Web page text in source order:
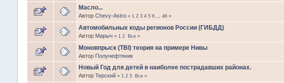
Масло...
Автор Chevy-Astro « 1 2 3 4 5 6 46»
Автомобильных коды регионов России (ГИБДД)
Автор Марыч « 1 2 Все»
Моновпрыск (TBI) теория на примере Нивы
Автор Полунефтяник
Новый Год для детей в наиболее пострадавших районах.
Автор Терский « 1 2 3 Все»